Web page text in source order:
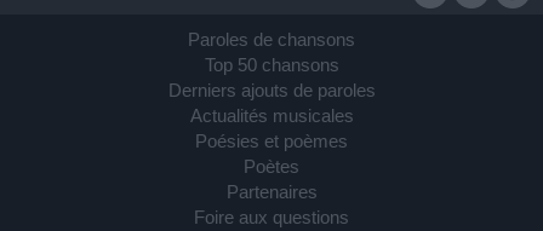
Paroles de chansons
Top 50 chansons
Derniers ajouts de paroles
Actualités musicales
Poésies et poèmes
Poètes
Partenaires
Foire aux questions